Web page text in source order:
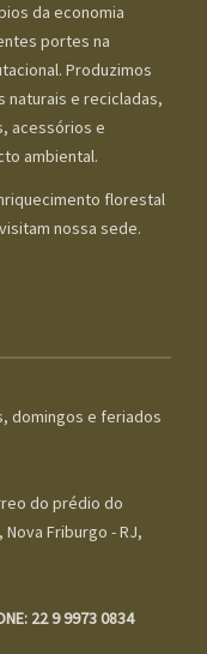
da economia
portes na
Produzimos
naturais e recicladas,
acessórios e
ambiental.
florestal
nossa sede.
domingos e feriados
do prédio do
Friburgo - RJ,
22 9 9973 0834